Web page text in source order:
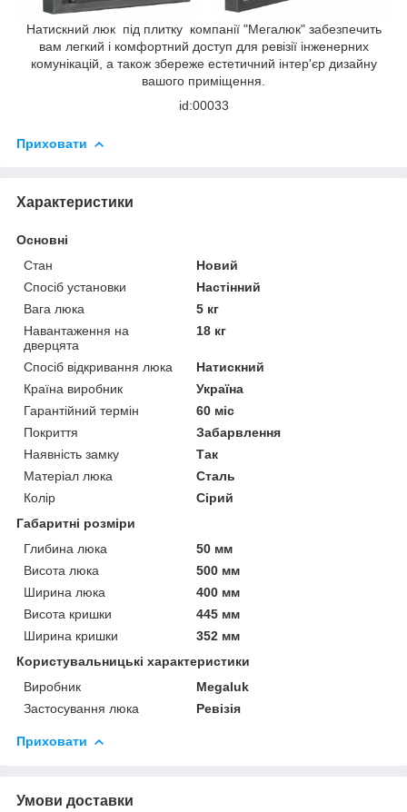
Натискний люк під плитку компанії "Мегалюк" забезпечить
вам легкий і комфортний доступ для ревізії інженерних
комунікацій, а також збереже естетичний інтер'єр дизайну
вашого приміщення.
id:00033
Приховати
Характеристики
Основні
Стан
Новий
Спосіб установки
Настінний
Вага люка
5 кг
Навантаження на
дверцята
18 кг
Спосіб відкривання люка
Натискний
Країна виробник
Україна
Гарантійний термін
60 міс
Покриття
Забарвлення
Наявність замку
Так
Матеріал люка
Сталь
Колір
Сірий
Габаритні розміри
Глибина люка
50 мм
Висота люка
500 мм
Ширина люка
400 мм
Висота кришки
445 мм
Ширина кришки
352 мм
Користувальницькі характеристики
Виробник
Megaluk
Застосування люка
Ревізія
Приховати
Умови доставки